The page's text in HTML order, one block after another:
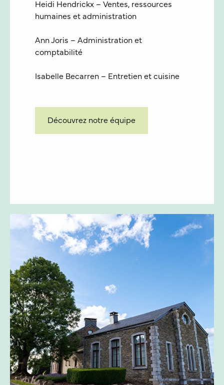
Heidi Hendrickx – Ventes, ressources
humaines et administration
Ann Joris – Administration et
comptabilité
Isabelle Becarren – Entretien et cuisine
Découvrez notre équipe